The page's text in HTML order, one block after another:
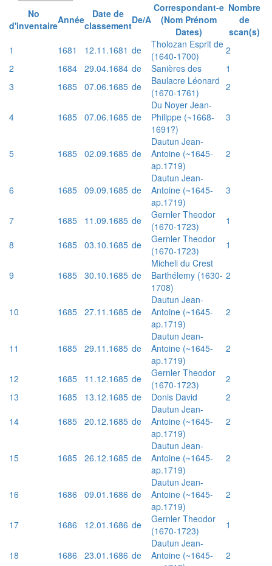
No
d'inventaireAnnée
Date de
classementDe/A
Correspondant-e
(Nom Prénom
Dates)
Nombre
de
scan(s)
1
1681 12.11.1681 de
Tholozan Esprit de
(1640-1700)
2
2
1684 29.04.1684 de Sanières des
1
3
1685 07.06.1685 de
Baulacre Léonard
(1670-1761)
2
4 1685 07.06.1685 de
Du Noyer Jean-
Philippe (~1668-
1691?)
3
5 1685 02.09.1685 de
Dautun Jean-
Antoine (~1645-
ap.1719)
2
6 1685 09.09.1685 de
Dautun Jean-
Antoine (~1645-
ap.1719)
3
7 1685 11.09.1685 de
Gernler Theodor
(1670-1723)
1
8
1685 03.10.1685 de
Gernler Theodor
(1670-1723)
1
9 1685 30.10.1685 de
Micheli du Crest
Barthélemy (1630-
1708)
2
10 1685 27.11.1685 de
Dautun Jean-
Antoine (~1645-
ap.1719)
2
11 1685 29.11.1685 de
Dautun Jean-
Antoine (~1645-
ap.1719)
2
12 1685 11.12.1685 de
Gernler Theodor
(1670-1723)
2
13
1685 13.12.1685 de Donis David
2
14
1685 20.12.1685 de
Dautun Jean-
Antoine (~1645-
ap.1719)
2
15 1685 26.12.1685 de
Dautun Jean-
Antoine (~1645-
ap.1719)
2
16 1686 09.01.1686 de
Dautun Jean-
Antoine (~1645-
ap.1719)
2
17 1686 12.01.1686 de
Gernler Theodor
(1670-1723)
1
18 1686 23.01.1686 de
Dautun Jean-
Antoine (~1645-
2